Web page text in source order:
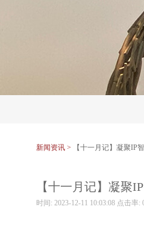
新闻资讯 > 【十一月记】凝聚IP
【十一月记】凝聚
时间: 2023-12-11 10:03:08 点击率: